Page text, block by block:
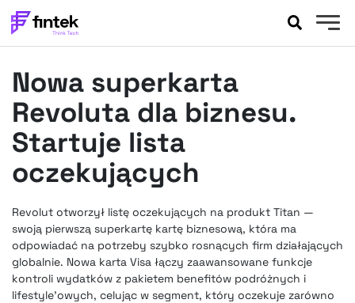
BANKOWOŚĆ
EVENTY
FELIETONY
WYWIADY
LEGAL
FINTEKEXTRA
OKIEM EKSPERTA
Nowa superkarta
Revoluta dla biznesu.
Startuje lista
oczekujących
Revolut otworzył listę oczekujących na produkt Titan —
swoją pierwszą superkartę kartę biznesową, która ma
odpowiadać na potrzeby szybko rosnących firm działających
globalnie. Nowa karta Visa łączy zaawansowane funkcje
kontroli wydatków z pakietem benefitów podróżnych i
lifestyle’owych, celując w segment, który oczekuje zarówno